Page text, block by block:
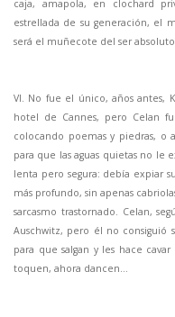
caja, amapola, en clochard
estrellada de su generación, el
será el muñecote del ser absoluto.
VI. No fue el único, años antes,
hotel de Cannes, pero Celan
colocando poemas y piedras, o
para que las aguas quietas no le
lenta pero segura: debía expiar
más profundo, sin apenas
sarcasmo trastornado. Celan,
Auschwitz, pero él no consiguió
para que salgan y les hace
toquen, ahora dancen…